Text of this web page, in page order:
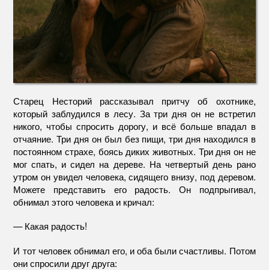
Старец Несторий рассказывал притчу об охотнике,
который заблудился в лесу. За три дня он не встретил
никого, чтобы спросить дорогу, и всё больше впадал в
отчаяние. Три дня он был без пищи, три дня находился в
постоянном страхе, боясь диких животных. Три дня он не
мог спать, и сидел на дереве. На четвертый день рано
утром он увидел человека, сидящего внизу, под деревом.
Можете представить его радость. Он подпрыгивал,
обнимал этого человека и кричал:
— Какая радость!
И тот человек обнимал его, и оба были счастливы. Потом
они спросили друг друга: